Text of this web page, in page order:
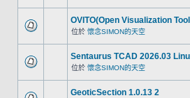
OVITO(Open Visualization
位於 懷念SIMON的天空
Sentaurus TCAD 2026.03
位於 懷念SIMON的天空
GeoticSection 1.0.13 2